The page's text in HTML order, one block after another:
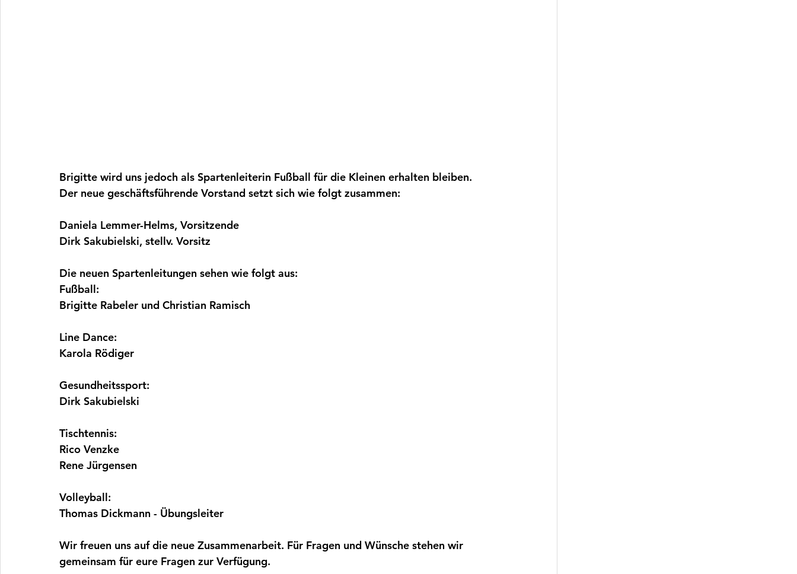
Brigitte wird uns jedoch als Spartenleiterin Fußball für die Kleinen erhalten bleiben.
Der neue geschäftsführende Vorstand setzt sich wie folgt zusammen:
Daniela Lemmer-Helms, Vorsitzende
Dirk Sakubielski, stellv. Vorsitz
Die neuen Spartenleitungen sehen wie folgt aus:
Fußball:
Brigitte Rabeler und Christian Ramisch
Line Dance:
Karola Rödiger
Gesundheitssport:
Dirk Sakubielski
Tischtennis:
Rico Venzke
Rene Jürgensen
Volleyball:
Thomas Dickmann - Übungsleiter
Wir freuen uns auf die neue Zusammenarbeit. Für Fragen und Wünsche stehen wir
gemeinsam für eure Fragen zur Verfügung.